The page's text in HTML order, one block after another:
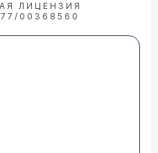
ЛИЦЕНЗИЯ
00368560